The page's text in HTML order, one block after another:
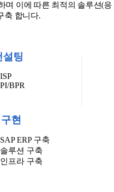
며 이에 따른 최적의 솔루션(응
축 합니다.
팅
ISP
PI/BPR
현
SAP ERP 구축
솔루션 구축
인프라 구축